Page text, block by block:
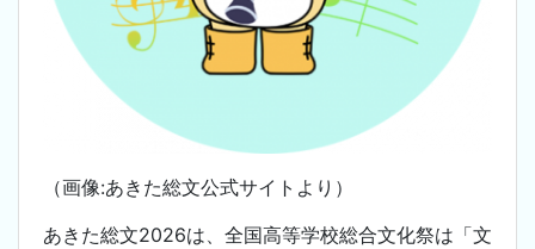
（画像:あきた総文公式サイトより）
あきた総文2026は、 全国高等学校総合文化祭は「文